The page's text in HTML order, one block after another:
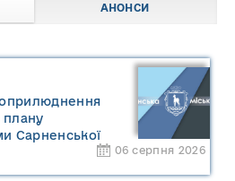
АНОНСИ
плану
Сарненської
громади» та
06 серпня 2026